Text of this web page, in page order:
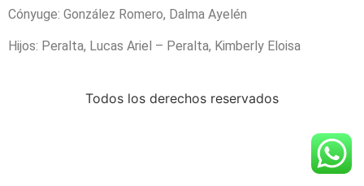
Cónyuge: González Romero, Dalma Ayelén
Hijos: Peralta, Lucas Ariel – Peralta, Kimberly Eloisa
Todos los derechos reservados